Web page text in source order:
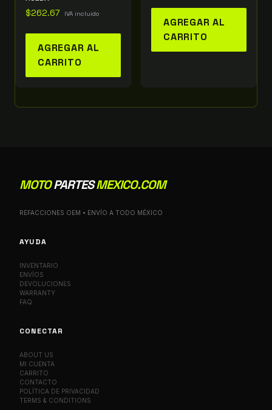
$262.67 IVA incluido
AGREGAR AL
CARRITO
AGREGAR AL
CARRITO
MOTOPARTESMEXICO.COM
REFACCIONES OEM • ENVÍO A TODO MÉXICO
AYUDA
INVENTARIO
ENVÍOS
DEVOLUCIONES
WARRANTY
FAQ
CONECTAR
ABOUT US
MI CUENTA
CARRITO
CONTACTO
POLÍTICA DE PRIVACIDAD
TERMS & CONDITIONS